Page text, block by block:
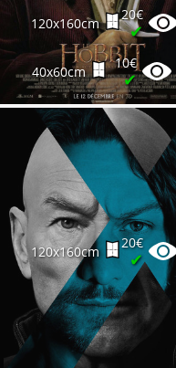
120x160cm
20€
✔
40x60cm
10€
✔
120x160cm
20€
✔